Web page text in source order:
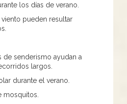
los días de verano.
viento pueden resultar
de senderismo ayudan a
largos.
durante el verano.
mosquitos.